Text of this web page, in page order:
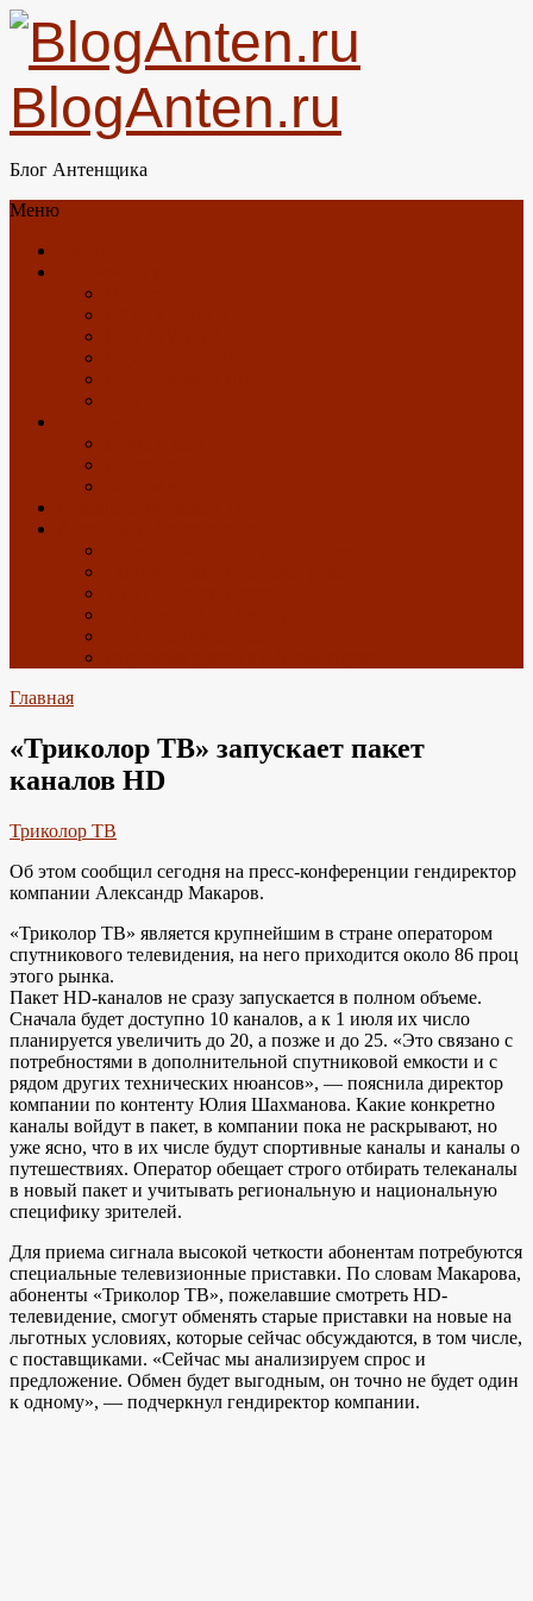
BlogAnten.ru
Блог Антенщика
Меню
Главная
«Триколор ТВ» запускает пакет
каналов HD
Триколор ТВ
Об этом сообщил сегодня на пресс-конференции гендиректор
компании Александр Макаров.
«Триколор ТВ» является крупнейшим в стране оператором
спутникового телевидения, на него приходится около 86 проц
этого рынка.
Пакет HD-каналов не сразу запускается в полном объеме.
Сначала будет доступно 10 каналов, а к 1 июля их число
планируется увеличить до 20, а позже и до 25. «Это связано с
потребностями в дополнительной спутниковой емкости и с
рядом других технических нюансов», — пояснила директор
компании по контенту Юлия Шахманова. Какие конкретно
каналы войдут в пакет, в компании пока не раскрывают, но
уже ясно, что в их числе будут спортивные каналы и каналы о
путешествиях. Оператор обещает строго отбирать телеканалы
в новый пакет и учитывать региональную и национальную
специфику зрителей.
Для приема сигнала высокой четкости абонентам потребуются
специальные телевизионные приставки. По словам Макарова,
абоненты «Триколор ТВ», пожелавшие смотреть HD-
телевидение, смогут обменять старые приставки на новые на
льготных условиях, которые сейчас обсуждаются, в том числе,
с поставщиками. «Сейчас мы анализируем спрос и
предложение. Обмен будет выгодным, он точно не будет один
к одному», — подчеркнул гендиректор компании.